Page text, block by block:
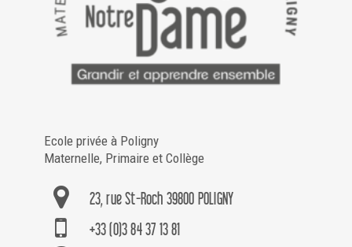
Ecole privée à Poligny
Maternelle, Primaire et Collège
23, rue St-Roch 39800 POLIGNY
+33 (0)3 84 37 13 81